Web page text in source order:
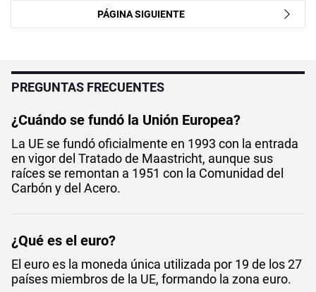
PÁGINA SIGUIENTE
PREGUNTAS FRECUENTES
¿Cuándo se fundó la Unión Europea?
La UE se fundó oficialmente en 1993 con la entrada
en vigor del Tratado de Maastricht, aunque sus
raíces se remontan a 1951 con la Comunidad del
Carbón y del Acero.
¿Qué es el euro?
El euro es la moneda única utilizada por 19 de los 27
países miembros de la UE, formando la zona euro.